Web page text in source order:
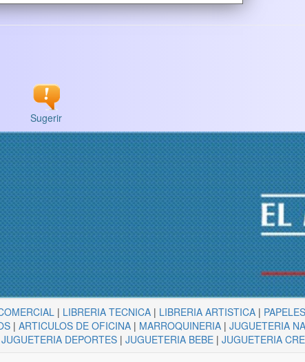
Sugerir
| LIBRERIA TECNICA | LIBRERIA ARTISTICA |
| ARTICULOS DE OFICINA| MARROQUINERIA| JUGUETERIA
JUGUETERIA DEPORTES| JUGUETERIA BEBE| JUGUETERIA